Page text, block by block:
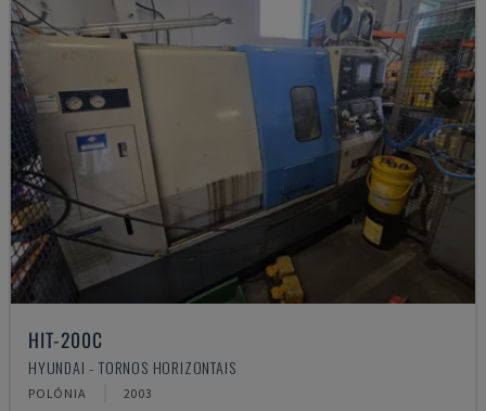
HIT-200C
HYUNDAI - TORNOS HORIZONTAIS
POLÓNIA 2003